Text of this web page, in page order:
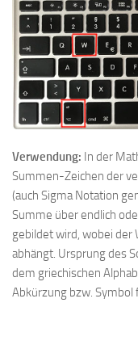
Verwendung: In der
Summen-Zeichen der
(auch Sigma Notation
Summe über endlich
gebildet wird, wobei der
abhängt. Ursprung des
dem griechischen
Abkürzung bzw. Symbol